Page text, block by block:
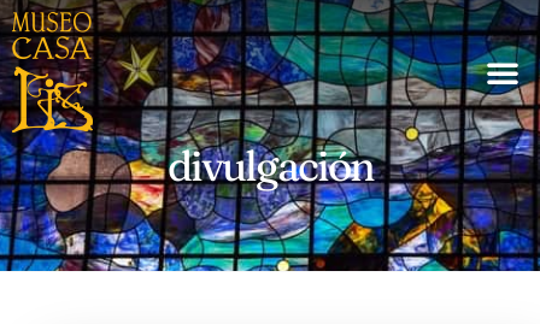
divulgación